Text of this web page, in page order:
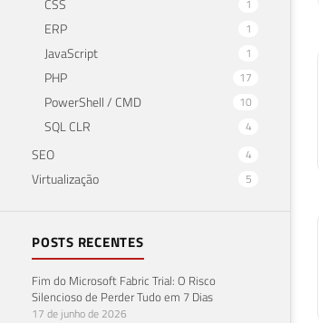
1
ERP 1
JavaScript 1
PHP 17
PowerShell / CMD 10
SQL CLR 4
SEO 4
Virtualização 5
POSTS RECENTES
Fim do Microsoft Fabric Trial: O Risco
Silencioso de Perder Tudo em 7 Dias
17 de junho de 2026